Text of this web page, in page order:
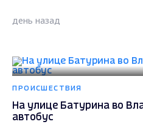
день назад
ПРОИСШЕСТВИЯ
На улице Батурина во
автобус